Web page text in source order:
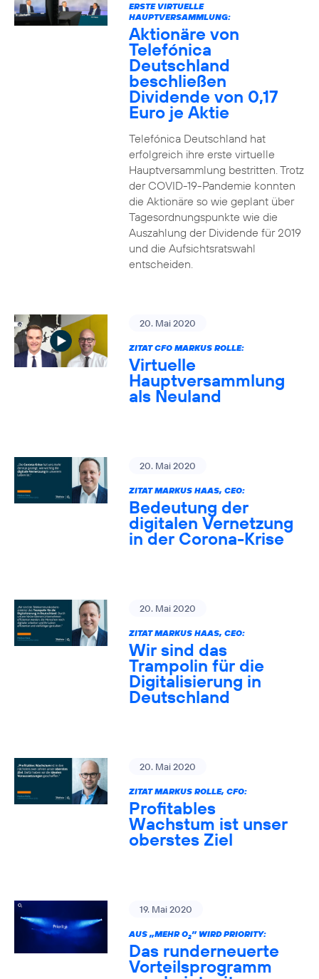
ERSTE VIRTUELLE
HAUPTVERSAMMLUNG:
Aktionäre von
Telefónica
Deutschland
beschließen
Dividende von 0,17
Euro je Aktie
Telefónica Deutschland hat
erfolgreich ihre erste virtuelle
Hauptversammlung bestritten. Trotz
der COVID-19-Pandemie konnten
die Aktionäre so wie geplant über
Tagesordnungspunkte wie die
Auszahlung der Dividende für 2019
und die Aufsichtsratswahl
entscheiden.
20. Mai 2020
ZITAT CFO MARKUS ROLLE:
Virtuelle
Hauptversammlung
als Neuland
20. Mai 2020
ZITAT MARKUS HAAS, CEO:
Bedeutung der
digitalen Vernetzung
in der Corona-Krise
20. Mai 2020
ZITAT MARKUS HAAS, CEO:
Wir sind das
Trampolin für die
Digitalisierung in
Deutschland
20. Mai 2020
ZITAT MARKUS ROLLE, CFO:
Profitables
Wachstum ist unser
oberstes Ziel
19. Mai 2020
AUS „MEHR O2” WIRD PRIORITY:
Das runderneuerte
Vorteilsprogramm